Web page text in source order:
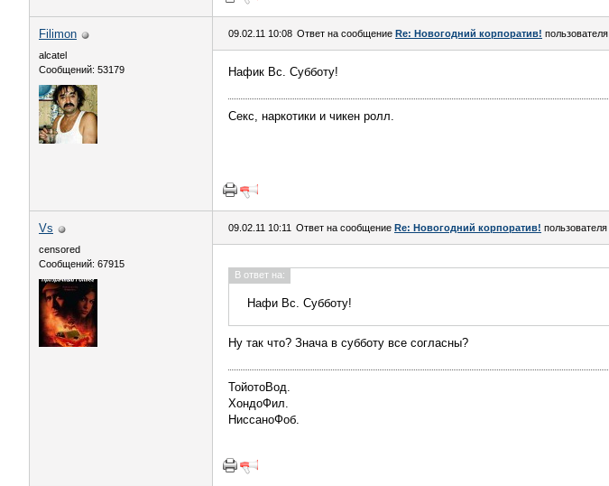
Filimon
alcatel
Сообщений: 53179
09.02.11 10:08 Ответ на сообщение Re: Новогодний корпоратив! пользователя
Нафик Вс. Субботу!
Секс, наркотики и чикен ролл.
Vs
censored
Сообщений: 67915
09.02.11 10:11 Ответ на сообщение Re: Новогодний корпоратив! пользователя
В ответ на:
Нафи Вс. Субботу!
Ну так что? Знача в субботу все согласны?
ТойотоВод.
ХондоФил.
НиссаноФоб.